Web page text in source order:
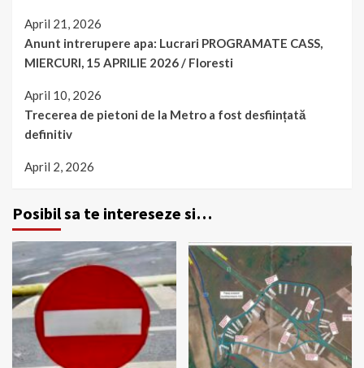
April 21, 2026
Anunt intrerupere apa: Lucrari PROGRAMATE CASS,
MIERCURI, 15 APRILIE 2026 / Floresti
April 10, 2026
Trecerea de pietoni de la Metro a fost desființată
definitiv
April 2, 2026
Posibil sa te intereseze si…